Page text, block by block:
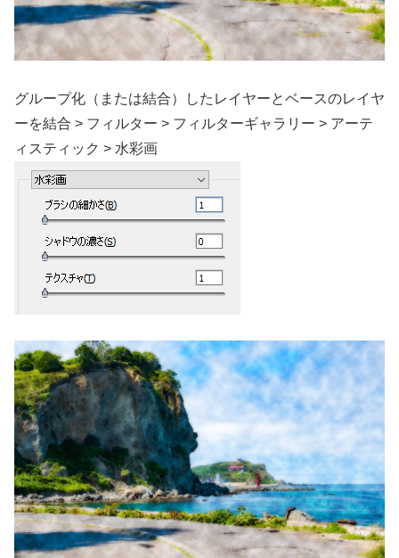
グループ化（または結合）したレイヤーとベースのレイヤ
ーを結合 > フィルター > フィルターギャラリー > アーテ
ィスティック > 水彩画